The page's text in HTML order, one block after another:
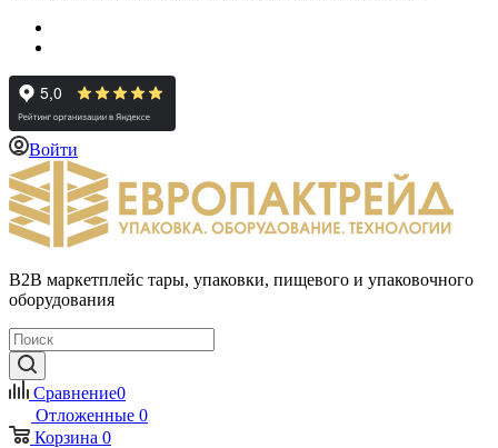
Войти
B2B маркетплейс тары, упаковки, пищевого и упаковочного
оборудования
Сравнение0
Отложенные 0
Корзина 0